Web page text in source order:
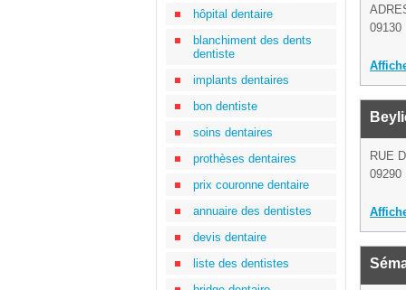
hôpital dentaire
blanchiment des dents
dentiste
implants dentaires
bon dentiste
soins dentaires
prothèses dentaires
prix couronne dentaire
annuaire des dentistes
devis dentaire
liste des dentistes
09130
RUE
09290